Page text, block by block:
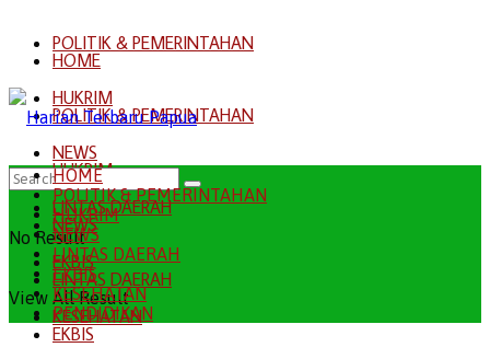
POLITIK & PEMERINTAHAN
HUKRIM
NEWS
LINTAS DAERAH
EKBIS
KESEHATAN
HOME
POLITIK & PEMERINTAHAN
HUKRIM
NEWS
LINTAS DAERAH
EKBIS
No Result
View All Result
HOME
POLITIK & PEMERINTAHAN
HUKRIM
NEWS
LINTAS DAERAH
EKBIS
KESEHATAN
PENDIDIKAN